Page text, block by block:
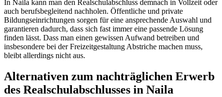
In Naila kann man den Realschulabschluss demnach in Vollzeit oder
auch berufsbegleitend nachholen. Öffentliche und private
Bildungseinrichtungen sorgen für eine ansprechende Auswahl und
garantieren dadurch, dass sich fast immer eine passende Lösung
finden lässt. Dass man einen gewissen Aufwand betreiben und
insbesondere bei der Freizeitgestaltung Abstriche machen muss,
bleibt allerdings nicht aus.
Alternativen zum nachträglichen Erwerb
des Realschulabschlusses in Naila